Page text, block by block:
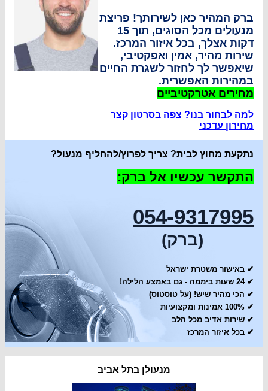
ברק המהיר כאן לשירותך! פריצת
מנעולים מכל הסוגים, תוך 15
דקות אצלך, בכל איזור המרכז.
שירות מהיר, אמין ואפקטיבי,
שיאפשר לך לחזור לשגרת החיים
במהירות האפשרית.
מחירים אטרקטיביים
למה לבחור בנו? צפה בסרטון קצר
מחירון עדכני
נתקעת מחוץ לבית? צריך לפרוץ/להחליף מנעול?
התקשר עכשיו אל ברק:
054-9317995
(ברק)
✔ באישור משטרת ישראל
✔ 24 שעות ביממה - גם באמצע הלילה!
✔ הכי מהיר שיש! (על טוסטוס)
✔
✔ שירות אדיב מכל הלב
✔ בכל איזור המרכז
מנעולן בתל אביב